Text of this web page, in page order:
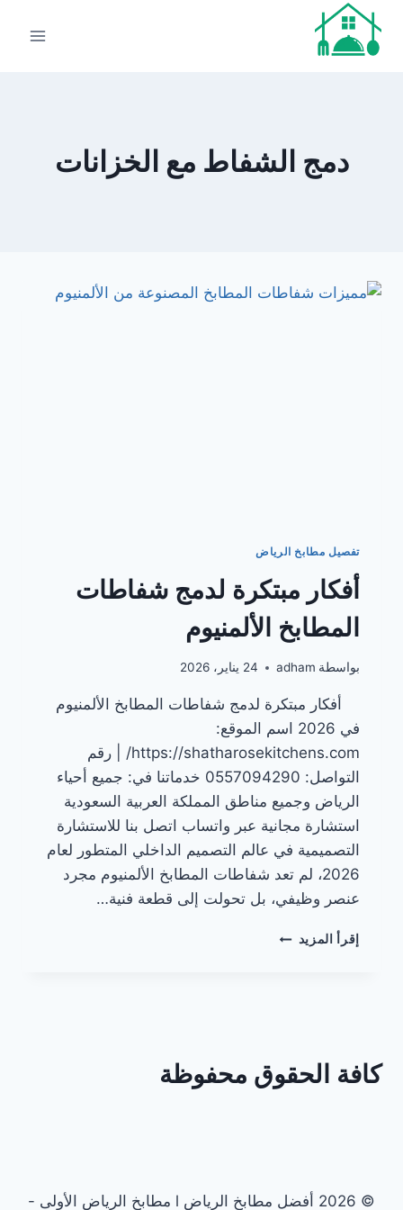
التجاوز
المحتوى
دمج الشفاط مع الخزانات
تفصيل مطابخ الرياض
أفكار مبتكرة لدمج شفاطات
المطابخ الألمنيوم
بواسطة adham 24 يناير، 2026
أفكار مبتكرة لدمج شفاطات المطابخ الألمنيوم
في 2026 اسم الموقع:
https://shatharosekitchens.com/ | رقم
التواصل: 0557094290 خدماتنا في: جميع أحياء
الرياض وجميع مناطق المملكة العربية السعودية
استشارة مجانية عبر واتساب اتصل بنا للاستشارة
التصميمية في عالم التصميم الداخلي المتطور لعام
2026، لم تعد شفاطات المطابخ الألمنيوم مجرد
عنصر وظيفي، بل تحولت إلى قطعة فنية…
إقرأ المزيد أفكار
كافة الحقوق محفوظة
© 2026 أفضل مطابخ الرياض l مطابخ الرياض الأولى -